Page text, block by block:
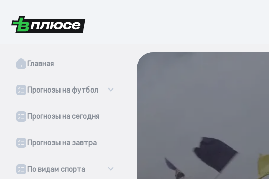
Главная
Прогнозы на футбол
Прогнозы на сегодня
Прогнозы на завтра
По видам спорта